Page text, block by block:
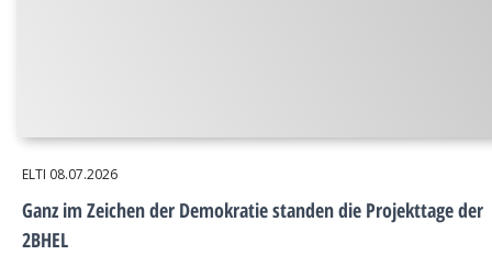
ELTI 08.07.2026
Ganz im Zeichen der Demokratie standen die Projekttage der
2BHEL